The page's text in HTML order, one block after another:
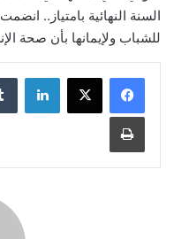
السنة النهائية بامتياز..
للشباب ولإيمانها بأن صحة
لينكدإن